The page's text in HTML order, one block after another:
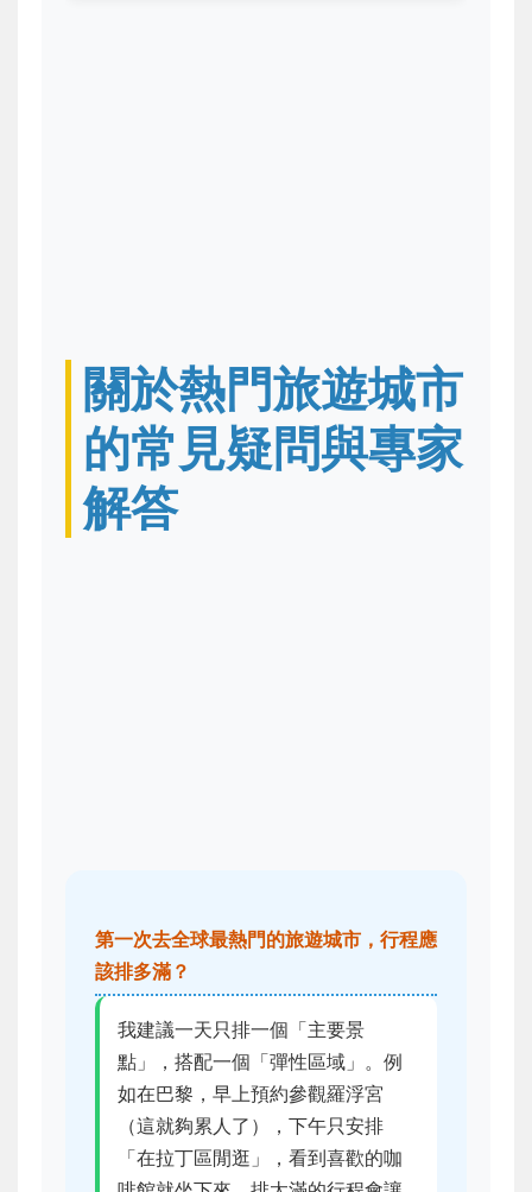
關於熱門旅遊城市
的常見疑問與專家
解答
第一次去全球最熱門的旅遊城市，行程應
該排多滿？
我建議一天只排一個「主要景
點」，搭配一個「彈性區域」。例
如在巴黎，早上預約參觀羅浮宮
（這就夠累人了），下午只安排
「在拉丁區閒逛」，看到喜歡的咖